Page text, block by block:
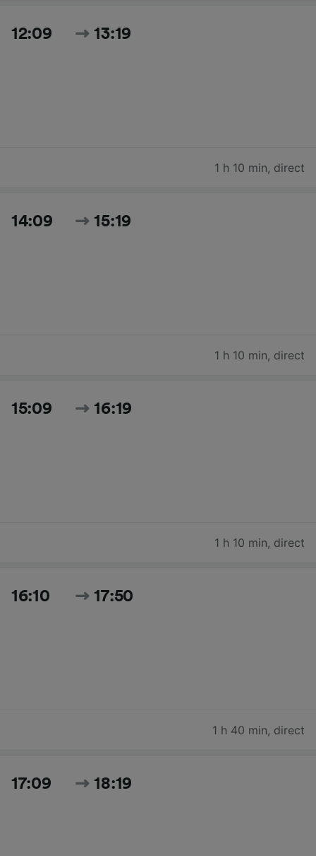
12:09 13:19
1 h 10 min, direct
14:09 15:19
1 h 10 min, direct
15:09 16:19
1 h 10 min, direct
16:10 17:50
1 h 40 min, direct
17:09 18:19